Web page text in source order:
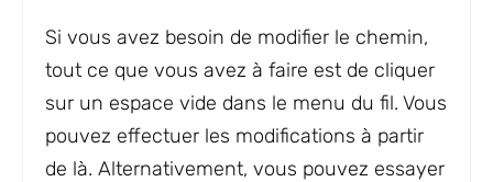
Si vous avez besoin de modifier le chemin,
tout ce que vous avez à faire est de cliquer
sur un espace vide dans le menu du fil. Vous
pouvez effectuer les modifications à partir
de là. Alternativement, vous pouvez essayer